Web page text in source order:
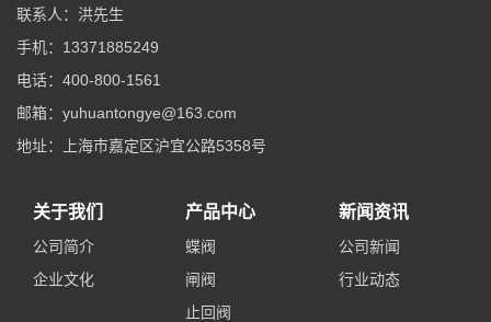
联系人：洪先生
手机：13371885249
电话：400-800-1561
邮箱：yuhuantongye@163.com
地址：上海市嘉定区沪宜公路5358号
关于我们
公司简介
企业文化
产品中心
蝶阀
闸阀
止回阀
新闻资讯
公司新闻
行业动态